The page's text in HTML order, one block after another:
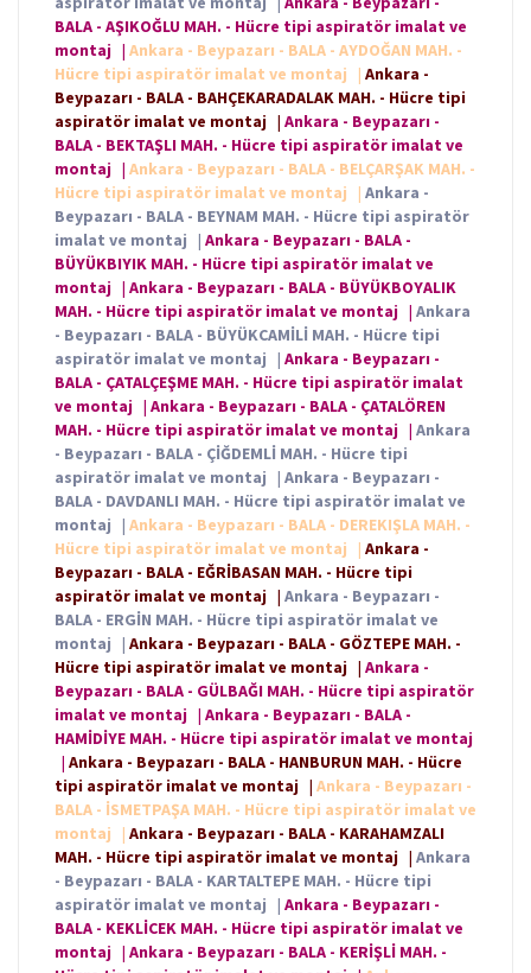
BALA - AŞIKOĞLU MAH. - Hücre tipi aspiratör imalat ve
montaj | Ankara - Beypazarı - BALA - AYDOĞAN MAH. -
Hücre tipi aspiratör imalat ve montaj
| Ankara -
Beypazarı - BALA - BAHÇEKARADALAK MAH. - Hücre tipi
aspiratör imalat ve montaj | Ankara - Beypazarı -
BALA - BEKTAŞLI MAH. - Hücre tipi aspiratör imalat ve
montaj | Ankara - Beypazarı - BALA - BELÇARŞAK MAH. -
Hücre tipi aspiratör imalat ve montaj
| Ankara -
Beypazarı - BALA - BEYNAM MAH. - Hücre tipi aspiratör
imalat ve montaj | Ankara - Beypazarı - BALA -
BÜYÜKBIYIK MAH. - Hücre tipi aspiratör imalat ve
montaj | Ankara - Beypazarı - BALA - BÜYÜKBOYALIK
MAH. - Hücre tipi aspiratör imalat ve montaj | Ankara
- Beypazarı - BALA - BÜYÜKCAMİLİ MAH. - Hücre tipi
aspiratör imalat ve montaj | Ankara - Beypazarı -
BALA - ÇATALÇEŞME MAH. - Hücre tipi aspiratör imalat
ve montaj | Ankara - Beypazarı - BALA - ÇATALÖREN
MAH. - Hücre tipi aspiratör imalat ve montaj | Ankara
- Beypazarı - BALA - ÇİĞDEMLİ MAH. - Hücre tipi
aspiratör imalat ve montaj | Ankara - Beypazarı -
BALA - DAVDANLI MAH. - Hücre tipi aspiratör imalat ve
montaj | Ankara - Beypazarı - BALA - DEREKIŞLA MAH. -
Hücre tipi aspiratör imalat ve montaj
| Ankara -
Beypazarı - BALA - EĞRİBASAN MAH. - Hücre tipi
aspiratör imalat ve montaj | Ankara - Beypazarı -
BALA - ERGİN MAH. - Hücre tipi aspiratör imalat ve
montaj | Ankara - Beypazarı - BALA - GÖZTEPE MAH. -
Hücre tipi aspiratör imalat ve montaj | Ankara -
Beypazarı - BALA - GÜLBAĞI MAH. - Hücre tipi aspiratör
imalat ve montaj | Ankara - Beypazarı - BALA -
HAMİDİYE MAH. - Hücre tipi aspiratör imalat ve montaj
| Ankara - Beypazarı - BALA - HANBURUN MAH. - Hücre
tipi aspiratör imalat ve montaj | Ankara - Beypazarı -
BALA - İSMETPAŞA MAH. - Hücre tipi aspiratör imalat ve
montaj
| Ankara - Beypazarı - BALA - KARAHAMZALI
MAH. - Hücre tipi aspiratör imalat ve montaj | Ankara
- Beypazarı - BALA - KARTALTEPE MAH. - Hücre tipi
aspiratör imalat ve montaj | Ankara - Beypazarı -
BALA - KEKLİCEK MAH. - Hücre tipi aspiratör imalat ve
montaj | Ankara - Beypazarı - BALA - KERİŞLİ MAH. -